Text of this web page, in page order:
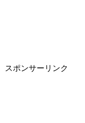
スポンサーリンク